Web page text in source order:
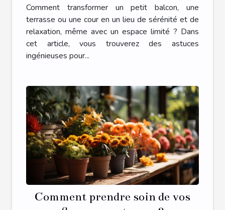
Comment transformer un petit balcon, une
terrasse ou une cour en un lieu de sérénité et de
relaxation, même avec un espace limité ? Dans
cet article, vous trouverez des astuces
ingénieuses pour...
Comment prendre soin de vos